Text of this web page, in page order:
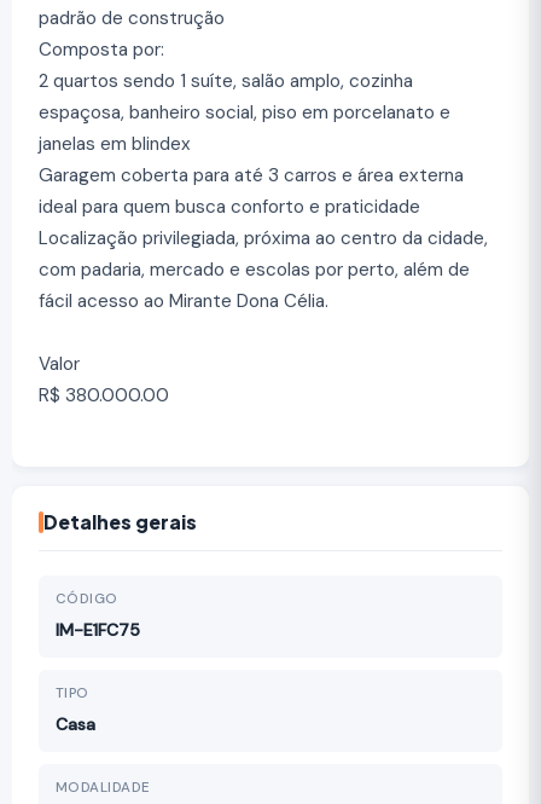
padrão de construção
Composta por:
2 quartos sendo 1 suíte, salão amplo, cozinha
espaçosa, banheiro social, piso em porcelanato e
janelas em blindex
Garagem coberta para até 3 carros e área externa
ideal para quem busca conforto e praticidade
Localização privilegiada, próxima ao centro da cidade,
com padaria, mercado e escolas por perto, além de
fácil acesso ao Mirante Dona Célia.
Valor
R$ 380.000.00
Detalhes gerais
CÓDIGO
IM-E1FC75
TIPO
Casa
MODALIDADE